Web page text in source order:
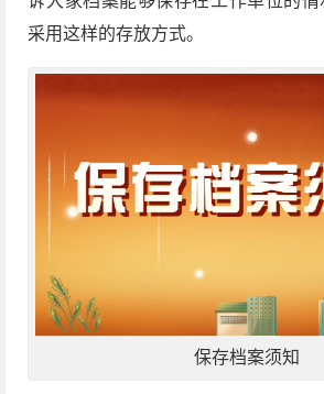
采用这样的存放方式。
保存档案须知